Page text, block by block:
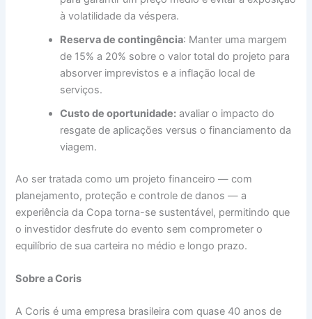
à volatilidade da véspera.
Reserva de contingência: Manter uma margem
de 15% a 20% sobre o valor total do projeto para
absorver imprevistos e a inflação local de
serviços.
Custo de oportunidade: avaliar o impacto do
resgate de aplicações versus o financiamento da
viagem.
Ao ser tratada como um projeto financeiro — com
planejamento, proteção e controle de danos — a
experiência da Copa torna-se sustentável, permitindo que
o investidor desfrute do evento sem comprometer o
equilíbrio de sua carteira no médio e longo prazo.
Sobre a Coris
A Coris é uma empresa brasileira com quase 40 anos de